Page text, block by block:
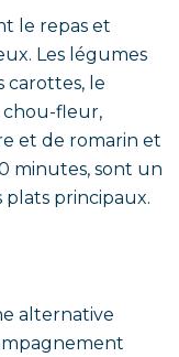
le repas et
Les légumes
carottes, le
chou-fleur,
et de romarin et
minutes, sont un
principaux.
alternative